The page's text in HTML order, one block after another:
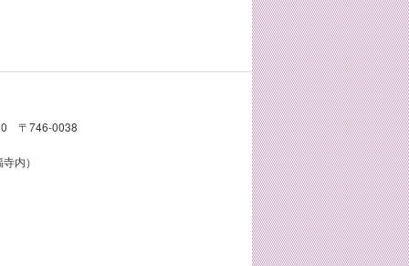
〒746-0038
内）